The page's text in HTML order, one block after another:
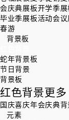
会庆典展板开学季展
毕业季展板活动会
春游
背景板
蛇年背景板
节日背景
背景板
红色背景更多
国庆喜庆年会庆典背
元素